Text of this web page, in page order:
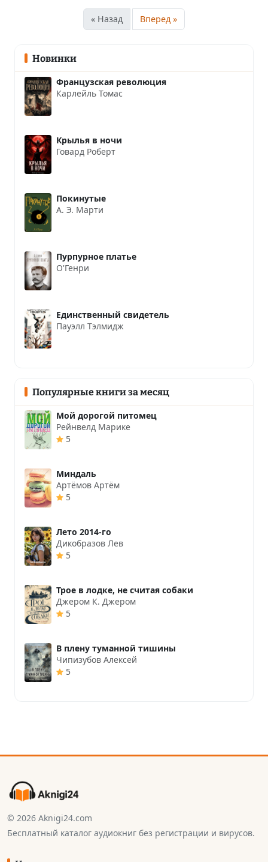
« Назад Вперед »
Новинки
Французская революция
Карлейль Томас
Крылья в ночи
Говард Роберт
Покинутые
А. Э. Марти
Пурпурное платье
О'Генри
Единственный свидетель
Пауэлл Тэлмидж
Популярные книги за месяц
Мой дорогой питомец
Рейнвелд Марике
5
Миндаль
Артёмов Артём
5
Лето 2014-го
Дикобразов Лев
5
Трое в лодке, не считая собаки
Джером К. Джером
5
В плену туманной тишины
Чипизубов Алексей
5
© 2026 Aknigi24.com
Бесплатный каталог аудиокниг без регистрации и вирусов.